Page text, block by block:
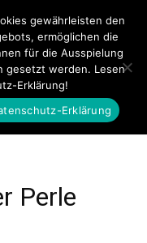
Perle
gewährleisten den
ermöglichen die
für die Ausspielung
gesetzt werden. Lesen
Erklärung!
Erklärung